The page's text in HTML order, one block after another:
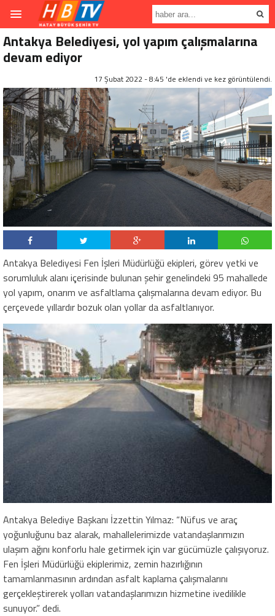
Antakya Belediyesi, yol yapım çalışmalarına
devam ediyor
17 Şubat 2022 - 8:45 'de eklendi ve kez görüntülendi.
Antakya Belediyesi Fen İşleri Müdürlüğü ekipleri, görev yetki ve
sorumluluk alanı içerisinde bulunan şehir genelindeki 95 mahallede
yol yapım, onarım ve asfaltlama çalışmalarına devam ediyor. Bu
çerçevede yıllardır bozuk olan yollar da asfaltlanıyor.
Antakya Belediye Başkanı İzzettin Yılmaz: “Nüfus ve araç
yoğunluğunu baz alarak, mahallelerimizde vatandaşlarımızın
ulaşım ağını konforlu hale getirmek için var gücümüzle çalışıyoruz.
Fen İşleri Müdürlüğü ekiplerimiz, zemin hazırlığının
tamamlanmasının ardından asfalt kaplama çalışmalarını
gerçekleştirerek yolları vatandaşlarımızın hizmetine ivedilikle
sunuyor.” dedi.